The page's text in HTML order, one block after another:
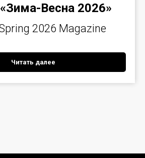
Весна 2026»
2026 Magazine
Читать далее